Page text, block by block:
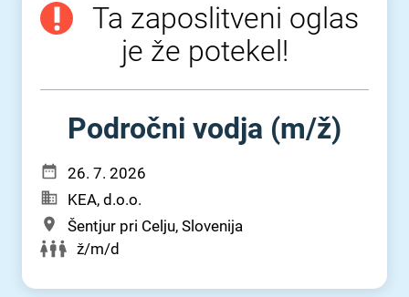
Ta zaposlitveni oglas
je že potekel!
Področni vodja (m⁠/⁠ž)
26. 7. 2026
KEA, d.o.o.
Šentjur pri Celju, Slovenija
ž/m/d